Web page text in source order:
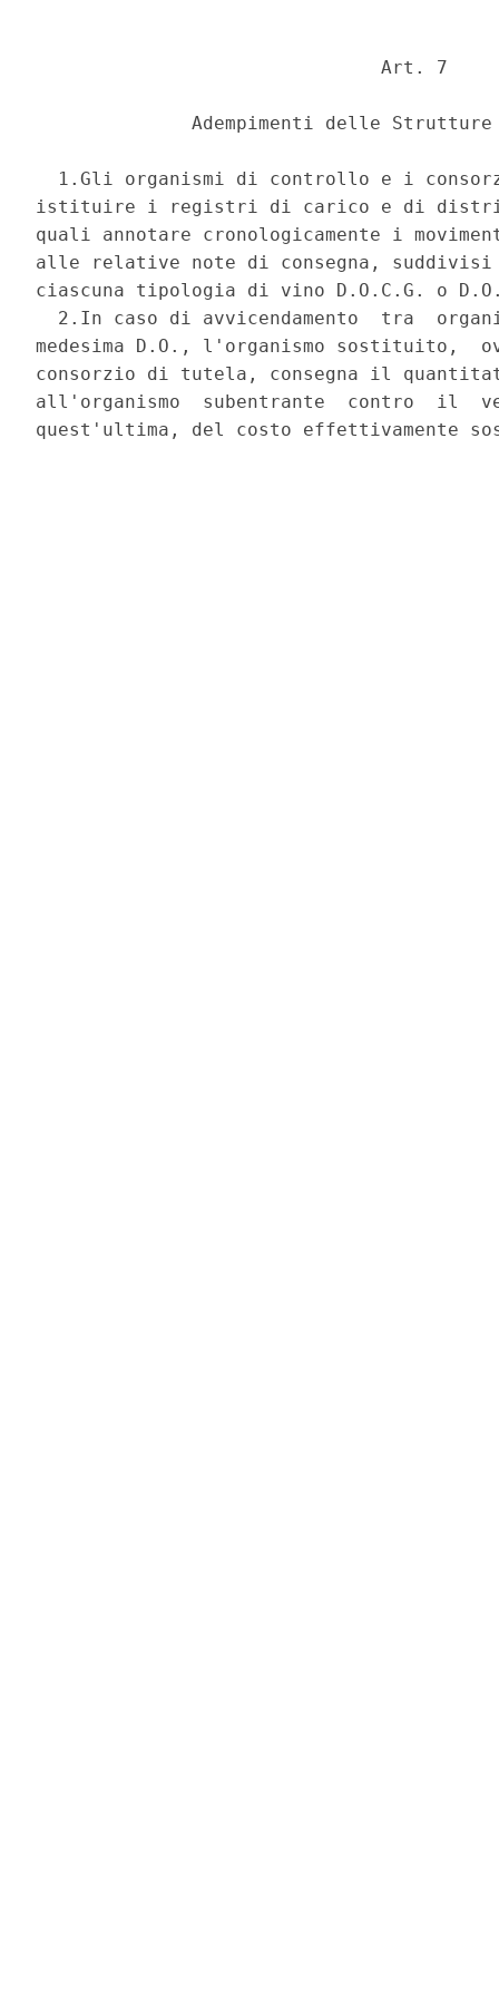
                               Art. 7
Adempimenti delle
1.Gli organismi di controllo e i
istituire i registri di carico e di
quali annotare cronologicamente i
alle relative note di consegna,
ciascuna tipologia di vino D.O.C.G. o
2.In caso di avvicendamento  tra
medesima D.O., l'organismo sostituito,
consorzio di tutela, consegna il
all'organismo  subentrante  contro  il